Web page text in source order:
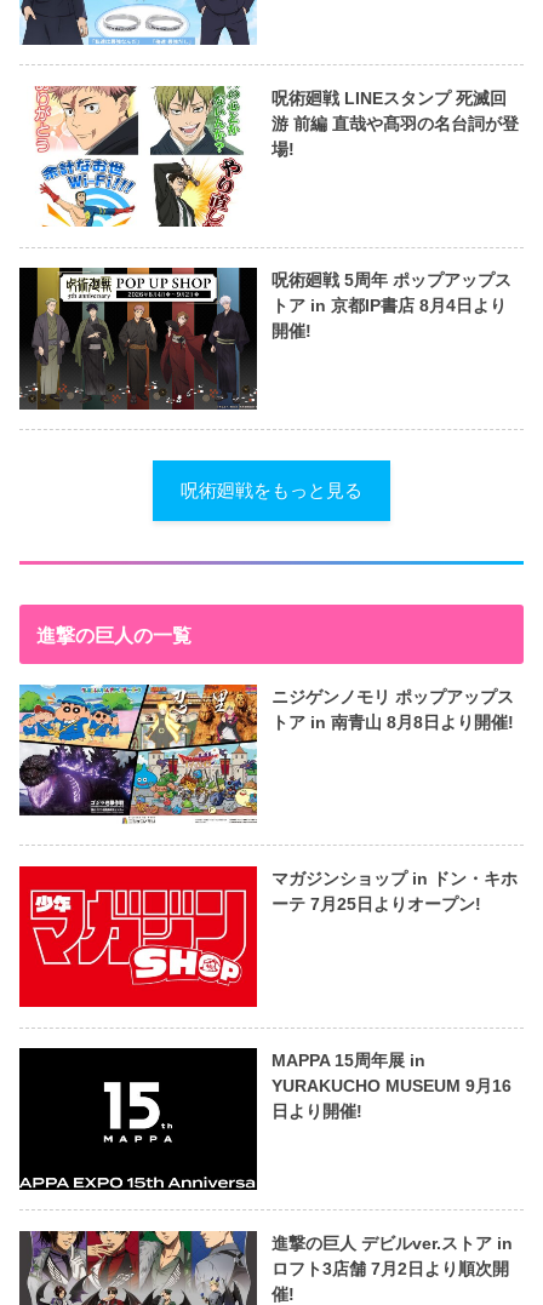
呪術廻戦 LINEスタンプ 死滅回
游 前編 直哉や髙羽の名台詞が登
場!
呪術廻戦 5周年 ポップアップス
トア in 京都IP書店 8月4日より
開催!
呪術廻戦をもっと見る
進撃の巨人の一覧
ニジゲンノモリ ポップアップス
トア in 南青山 8月8日より開催!
マガジンショップ in ドン・キホ
ーテ 7月25日よりオープン!
MAPPA 15周年展 in
YURAKUCHO MUSEUM 9月16
日より開催!
進撃の巨人 デビルver.ストア in
ロフト3店舗 7月2日より順次開
催!